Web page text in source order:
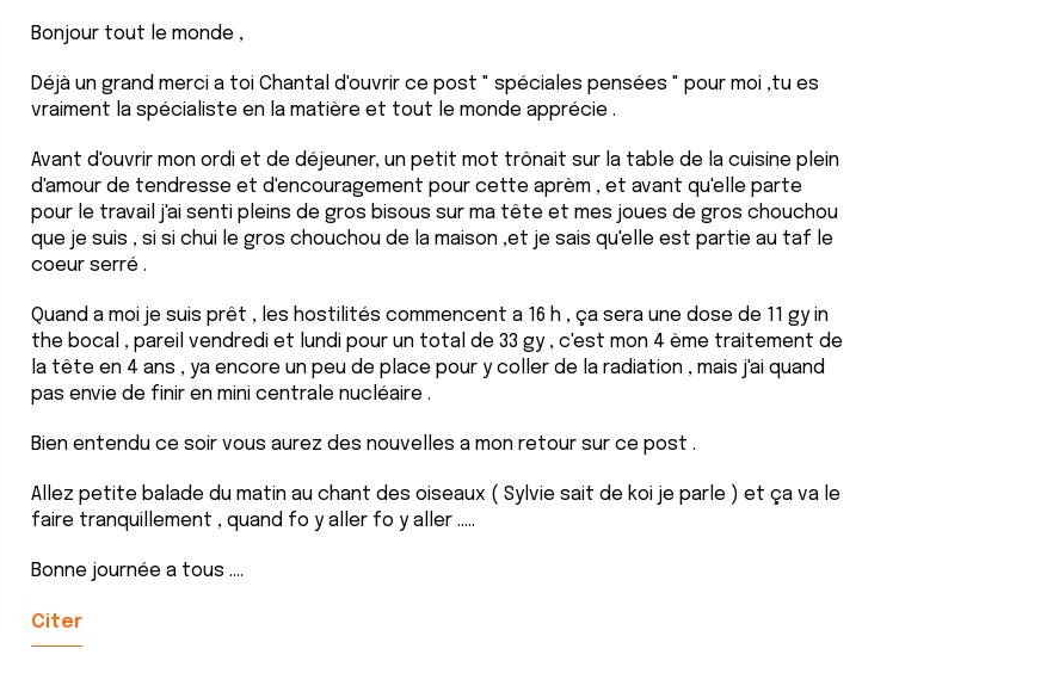
Bonjour tout le monde ,
Déjà un grand merci a toi Chantal d'ouvrir ce post " spéciales pensées " pour moi ,tu es
vraiment la spécialiste en la matière et tout le monde apprécie .
Avant d'ouvrir mon ordi et de déjeuner, un petit mot trônait sur la table de la cuisine plein
d'amour de tendresse et d'encouragement pour cette aprèm , et avant qu'elle parte
pour le travail j'ai senti pleins de gros bisous sur ma tête et mes joues de gros chouchou
que je suis , si si chui le gros chouchou de la maison ,et je sais qu'elle est partie au taf le
coeur serré .
Quand a moi je suis prêt , les hostilités commencent a 16 h , ça sera une dose de 11 gy in
the bocal , pareil vendredi et lundi pour un total de 33 gy , c'est mon 4 ème traitement de
la tête en 4 ans , ya encore un peu de place pour y coller de la radiation , mais j'ai quand
pas envie de finir en mini centrale nucléaire .
Bien entendu ce soir vous aurez des nouvelles a mon retour sur ce post .
Allez petite balade du matin au chant des oiseaux ( Sylvie sait de koi je parle ) et ça va le
faire tranquillement , quand fo y aller fo y aller .....
Bonne journée a tous ....
Citer